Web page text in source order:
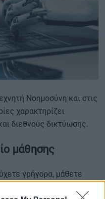
Νοημοσύνη και στις
χαρακτηρίζει
διεθνούς δικτύωσης.
μάθησης
γρήγορα, μάθετε